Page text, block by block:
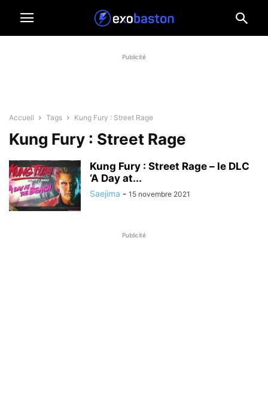
Publicité
Accueil Tags Kung Fury : Street Rage
Kung Fury : Street Rage
Kung Fury : Street Rage – le DLC
‘A Day at...
Saejima - 15 novembre 2021
Publicité